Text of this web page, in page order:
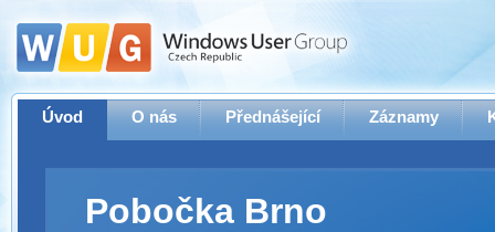
Úvod O nás Přednášející Záznamy
Pobočka Brno